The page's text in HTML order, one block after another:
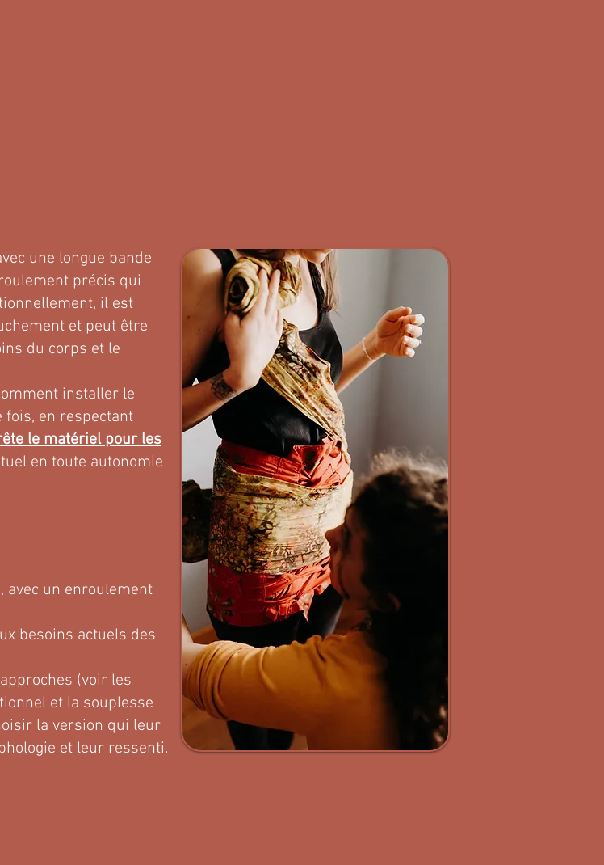
une longue bande
précis qui
il est
et peut être
du corps et le
installer le
fois, en respectant
le matériel pour les
en toute autonomie
avec un enroulement
besoins actuels des
(voir les
et la souplesse
la version qui leur
et leur ressenti.